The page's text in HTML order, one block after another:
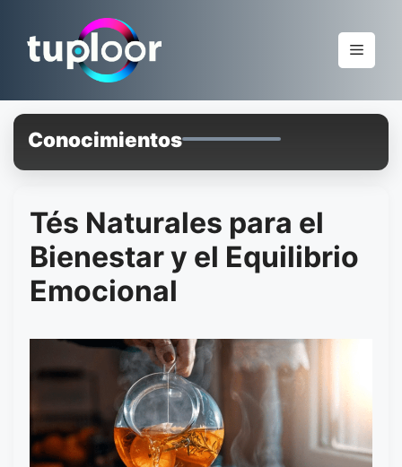
para
Menu
Conocimientos
Tés Naturales para el
Bienestar y el Equilibrio
Emocional